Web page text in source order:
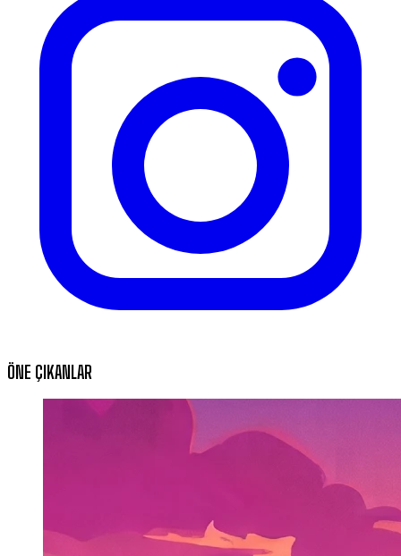
ÖNE ÇIKANLAR